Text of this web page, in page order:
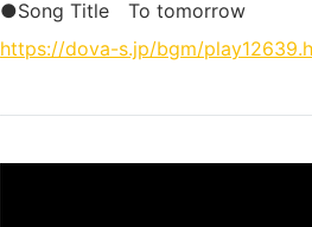
●Song Title To tomorrow
https://dova-s.jp/bgm/